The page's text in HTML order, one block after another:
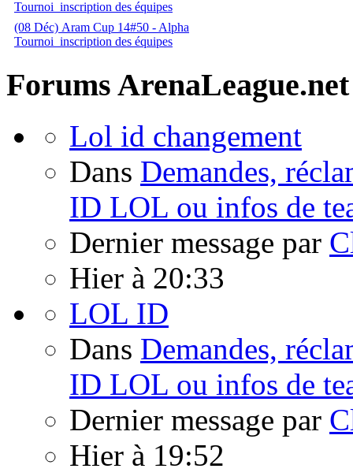
Tournoi inscription des équipes
(08 Déc) Aram Cup 14#50 - Alpha
Tournoi inscription des équipes
Forums ArenaLeague.net
Lol id changement
Dans Demandes,
ID LOL ou infos de
Dernier message par
Hier à 20:33
LOL ID
Dans Demandes,
ID LOL ou infos de
Dernier message par
Hier à 19:52